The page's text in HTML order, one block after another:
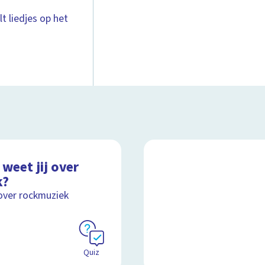
liedjes op het
jij over
rockmuziek
Quiz